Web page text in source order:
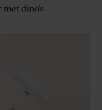
met groene
met dino's